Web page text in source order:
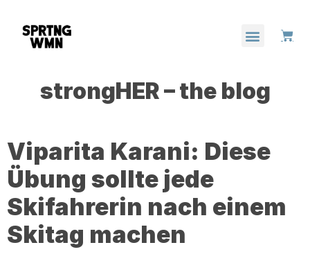
strongHER – the blog
Viparita Karani: Diese
Übung sollte jede
Skifahrerin nach einem
Skitag machen